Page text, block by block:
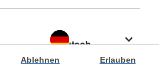
Ablehnen Erlauben
Sprache wechseln zu